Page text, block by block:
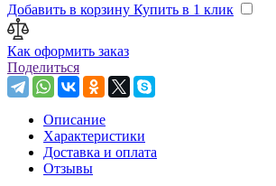
Добавить в корзину Купить в 1 клик
Как оформить заказ
Поделиться
Описание
Характеристики
Доставка и оплата
Отзывы